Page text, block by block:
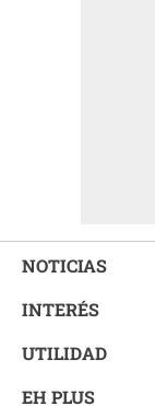
NOTICIAS
INTERÉS
UTILIDAD
EH PLUS